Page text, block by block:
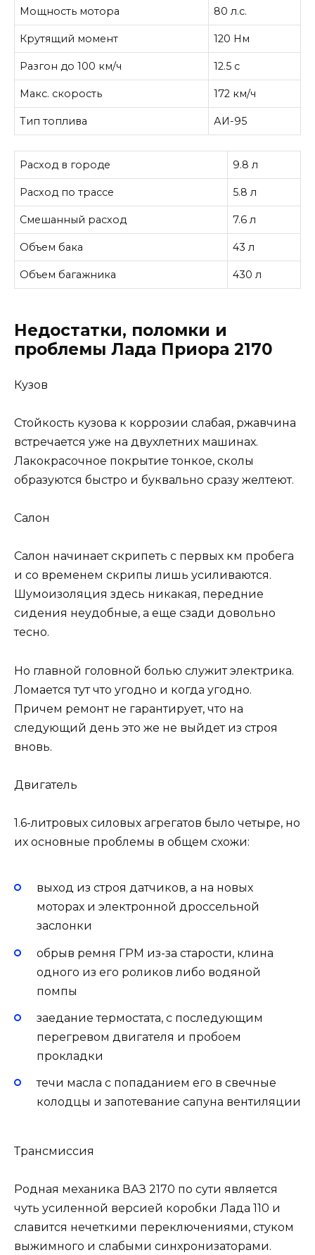
Мощность мотора 80 л.с.
Крутящий момент 120 Нм
Разгон до 100 км/ч 12.5 с
Макс. скорость 172 км/ч
Тип топлива АИ-95
Расход в городе 9.8 л
Расход по трассе 5.8 л
Смешанный расход 7.6 л
Объем бака 43 л
Объем багажника 430 л
Недостатки, поломки и
проблемы Лада Приора 2170
Кузов
Стойкость кузова к коррозии слабая, ржавчина
встречается уже на двухлетних машинах.
Лакокрасочное покрытие тонкое, сколы
образуются быстро и буквально сразу желтеют.
Салон
Салон начинает скрипеть с первых км пробега
и со временем скрипы лишь усиливаются.
Шумоизоляция здесь никакая, передние
сидения неудобные, а еще сзади довольно
тесно.
Но главной головной болью служит электрика.
Ломается тут что угодно и когда угодно.
Причем ремонт не гарантирует, что на
следующий день это же не выйдет из строя
вновь.
Двигатель
1.6-литровых силовых агрегатов было четыре, но
их основные проблемы в общем схожи:
выход из строя датчиков, а на новых
моторах и электронной дроссельной
заслонки
обрыв ремня ГРМ из-за старости, клина
одного из его роликов либо водяной
помпы
заедание термостата, с последующим
перегревом двигателя и пробоем
прокладки
течи масла с попаданием его в свечные
колодцы и запотевание сапуна вентиляции
Трансмиссия
Родная механика ВАЗ 2170 по сути является
чуть усиленной версией коробки Лада 110 и
славится нечеткими переключениями, стуком
выжимного и слабыми синхронизаторами.